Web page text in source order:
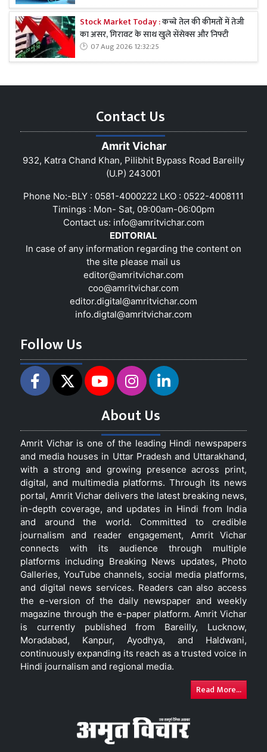
Stock Market Today :कच्चे तेल की कीमतों में तेजी
का असर, गिरावट के साथ खुले सेंसेक्स और निफ्टी
07 Aug 2026 12:32:25
Contact Us
Amrit Vichar
932, Katra Chand Khan, Pilibhit Bypass Road Bareilly
(U.P) 243001
Phone No:-BLY : 0581-4000222 LKO : 0522-4008111
Timings : Mon- Sat, 09:00am-06:00pm
Contact us: info@amritvichar.com
EDITORIAL
In case of any information regarding the content on
the site please mail us
editor@amritvichar.com
coo@amritvichar.com
editor.digital@amritvichar.com
info.digtal@amritvichar.com
Follow Us
About Us
Amrit Vichar is one of the leading Hindi newspapers
and media houses in Uttar Pradesh and Uttarakhand,
with a strong and growing presence across print,
digital, and multimedia platforms. Through its news
portal, Amrit Vichar delivers the latest breaking news,
in-depth coverage, and updates in Hindi from India
and around the world. Committed to credible
journalism and reader engagement, Amrit Vichar
connects with its audience through multiple
platforms including Breaking News updates, Photo
Galleries, YouTube channels, social media platforms,
and digital news services. Readers can also access
the e-version of the daily newspaper and weekly
magazine through the e-paper platform. Amrit Vichar
is currently published from Bareilly, Lucknow,
Moradabad, Kanpur, Ayodhya, and Haldwani,
continuously expanding its reach as a trusted voice in
Hindi journalism and regional media.
Read More...